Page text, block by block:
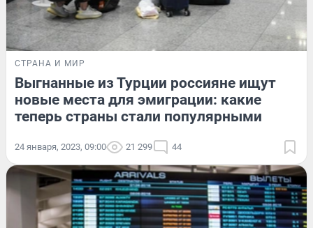
СТРАНА И МИР
Выгнанные из Турции россияне ищут
новые места для эмиграции: какие
теперь страны стали популярными
24 января, 2023, 09:00 21 299 44